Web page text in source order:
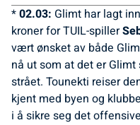
*02.03: Glimt har lagt
kroner for TUIL-spiller
vært ønsket av både
nå ut som at det er
strået. Tounekti reiser
kjent med byen og
i å sikre seg det